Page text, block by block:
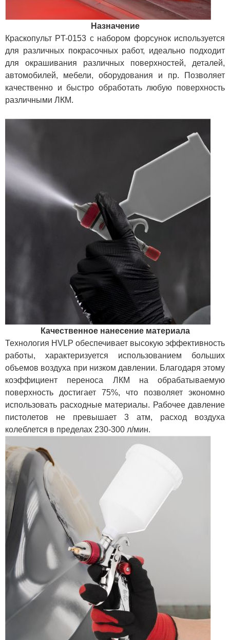
Назначение
Краскопульт PT-0153 с набором форсунок используется
для различных покрасочных работ, идеально подходит
для окрашивания различных поверхностей, деталей,
автомобилей, мебели, оборудования и пр. Позволяет
качественно и быстро обработать любую поверхность
различными ЛКМ.
Качественное нанесение материала
Технология HVLP обеспечивает высокую эффективность
работы, характеризуется использованием больших
объемов воздуха при низком давлении. Благодаря этому
коэффициент переноса ЛКМ на обрабатываемую
поверхность достигает 75%, что позволяет экономно
использовать расходные материалы. Рабочее давление
пистолетов не превышает 3 атм, расход воздуха
колеблется в пределах 230-300 л/мин.